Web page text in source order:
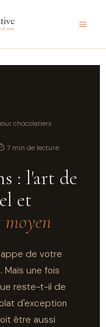
chocolatiers
7 min de lecture
: l'art de
et
de votre
une fois
reste-t-il de
d'exception
être aussi